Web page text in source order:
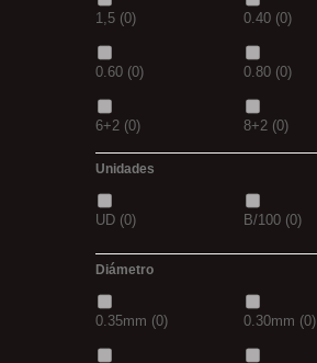
5/0 21MM
(0) (0)
(0) (0)
(0) (0)
43(0) 44(0)
1,5 (0) 0.40 (0)
0.60 (0) 0.80 (0)
6+2 (0) 8+2 (0)
(0) (0)
Unidades
UD (0) B/100 (0)
Diámetro
0.35mm (0) 0.30mm (0)